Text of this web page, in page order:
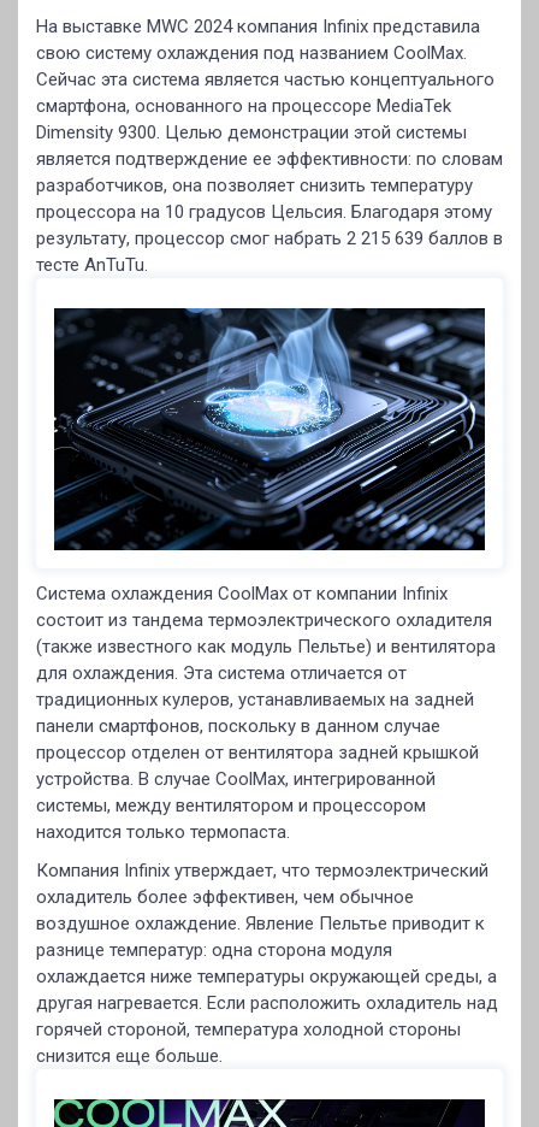
На выставке MWC 2024 компания Infinix представила
свою систему охлаждения под названием CoolMax.
Сейчас эта система является частью концептуального
смартфона, основанного на процессоре MediaTek
Dimensity 9300. Целью демонстрации этой системы
является подтверждение ее эффективности: по словам
разработчиков, она позволяет снизить температуру
процессора на 10 градусов Цельсия. Благодаря этому
результату, процессор смог набрать 2 215 639 баллов в
тесте AnTuTu.
Система охлаждения CoolMax от компании Infinix
состоит из тандема термоэлектрического охладителя
(также известного как модуль Пельтье) и вентилятора
для охлаждения. Эта система отличается от
традиционных кулеров, устанавливаемых на задней
панели смартфонов, поскольку в данном случае
процессор отделен от вентилятора задней крышкой
устройства. В случае CoolMax, интегрированной
системы, между вентилятором и процессором
находится только термопаста.
Компания Infinix утверждает, что термоэлектрический
охладитель более эффективен, чем обычное
воздушное охлаждение. Явление Пельтье приводит к
разнице температур: одна сторона модуля
охлаждается ниже температуры окружающей среды, а
другая нагревается. Если расположить охладитель над
горячей стороной, температура холодной стороны
снизится еще больше.